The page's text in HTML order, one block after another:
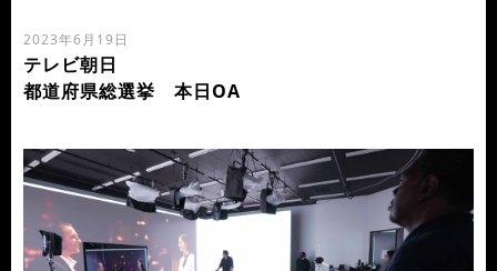
2023年6月19日
テレビ朝日
都道府県総選挙 本日OA